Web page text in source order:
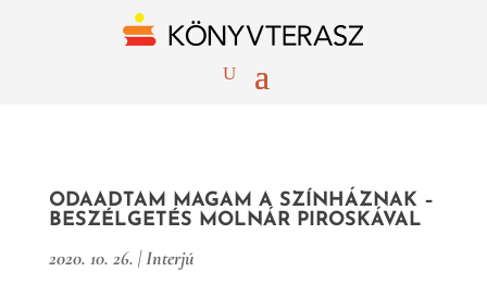
ODAADTAM MAGAM A SZÍNHÁZNAK –
BESZÉLGETÉS MOLNÁR PIROSKÁVAL
2020. 10. 26. |Interjú